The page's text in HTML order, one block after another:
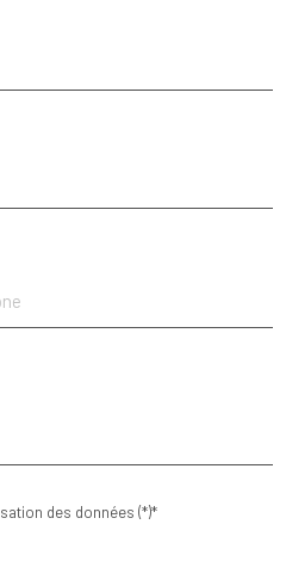
des données (*)*